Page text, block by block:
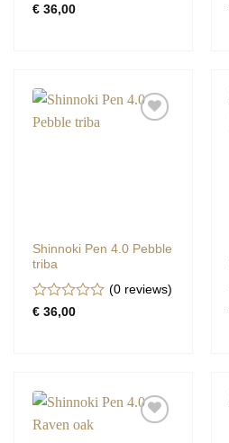
Gewaardeerd
€36,00
Shinnoki Pen 4.0 Pebble
triba
Gewaardeerd
(0reviews)
€36,00